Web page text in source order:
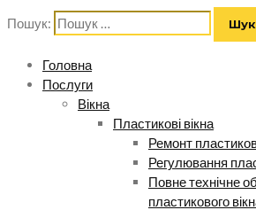
Пошук:
Головна
Послуги
Вікна
Пластикові вікна
Ремонт
Регулювання
Повне технічне
пластикового